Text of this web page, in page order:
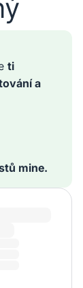
ti
a
mine.